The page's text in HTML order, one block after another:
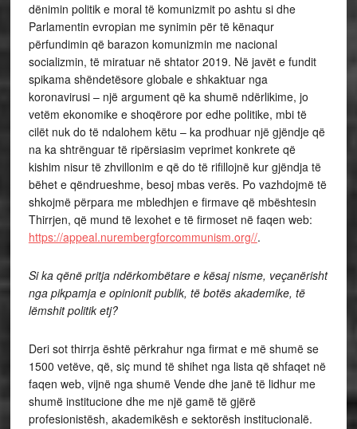
dënimin politik e moral të komunizmit po ashtu si dhe
Parlamentin evropian me synimin për të kënaqur
përfundimin që barazon komunizmin me nacional
socializmin, të miratuar në shtator 2019. Në javët e fundit
spikama shëndetësore globale e shkaktuar nga
koronavirusi – një argument që ka shumë ndërlikime, jo
vetëm ekonomike e shoqërore por edhe politike, mbi të
cilët nuk do të ndalohem këtu – ka prodhuar një gjëndje që
na ka shtrënguar të ripërsiasim veprimet konkrete që
kishim nisur të zhvillonim e që do të rifillojnë kur gjëndja të
bëhet e qëndrueshme, besoj mbas verës. Po vazhdojmë të
shkojmë përpara me mbledhjen e firmave që mbështesin
Thirrjen, që mund të lexohet e të firmoset në faqen web:
https://appeal.nurembergforcommunism.org//.
Si ka qënë pritja ndërkombëtare e kësaj nisme, veçanërisht
nga pikpamja e opinionit publik, të botës akademike, të
lëmshit politik etj?
Deri sot thirrja është përkrahur nga firmat e më shumë se
1500 vetëve, që, siç mund të shihet nga lista që shfaqet në
faqen web, vijnë nga shumë Vende dhe janë të lidhur me
shumë institucione dhe me një gamë të gjërë
profesionistësh, akademikësh e sektorësh institucionalë.